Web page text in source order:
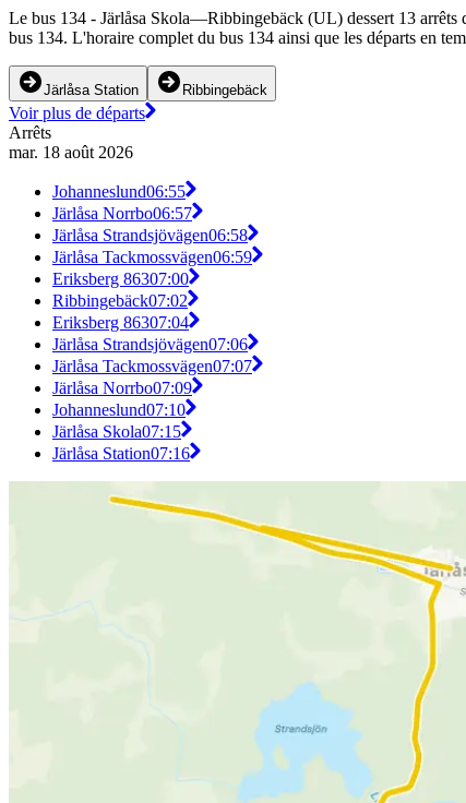
Le bus 134 - Järlåsa Skola—Ribbingebäck (UL) dessert 13 arrêts
bus 134. L'horaire complet du bus 134 ainsi que les départs en
Järlåsa Station Ribbingebäck
Voir plus de départs
Arrêts
mar. 18 août 2026
Johanneslund06:55
Järlåsa Norrbo06:57
Järlåsa Strandsjövägen06:58
Järlåsa Tackmossvägen06:59
Eriksberg 86307:00
Ribbingebäck07:02
Eriksberg 86307:04
Järlåsa Strandsjövägen07:06
Järlåsa Tackmossvägen07:07
Järlåsa Norrbo07:09
Johanneslund07:10
Järlåsa Skola07:15
Järlåsa Station07:16